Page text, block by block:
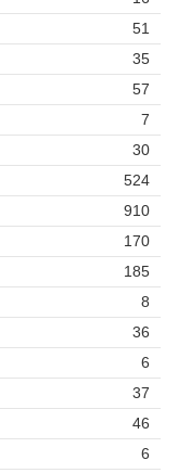
51
35
57
7
30
524
910
170
185
8
36
6
37
46
6